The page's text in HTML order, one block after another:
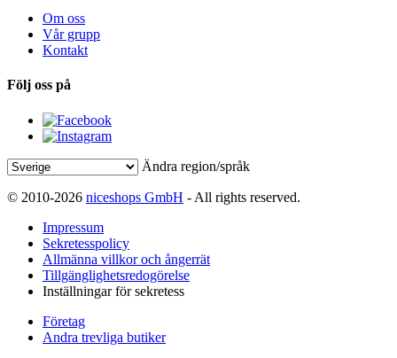
Om oss
Vår grupp
Kontakt
Följ oss på
Ändra region/språk
© 2010-2026 niceshops GmbH - All rights reserved.
Impressum
Sekretesspolicy
Allmänna villkor och ångerrät
Tillgänglighetsredogörelse
Inställningar för sekretess
Företag
Andra trevliga butiker